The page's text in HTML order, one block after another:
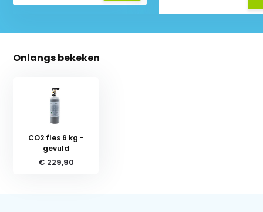
Onlangs bekeken
CO2 fles 6 kg -
gevuld
€ 229,90